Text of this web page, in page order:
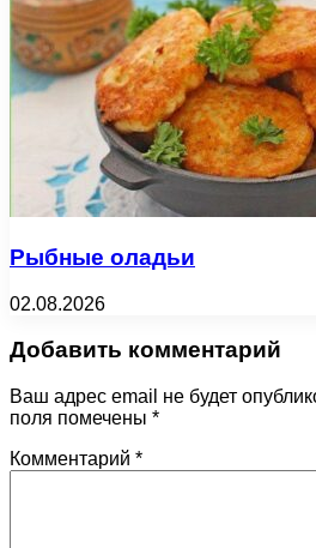
Рыбные оладьи
02.08.2026
Добавить комментарий
Ваш адрес email не будет
поля помечены *
Комментарий *